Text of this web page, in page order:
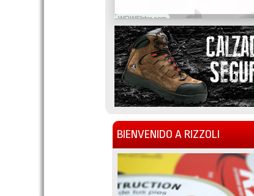
WOWSlider.com
BIENVENIDO A RIZZOLI